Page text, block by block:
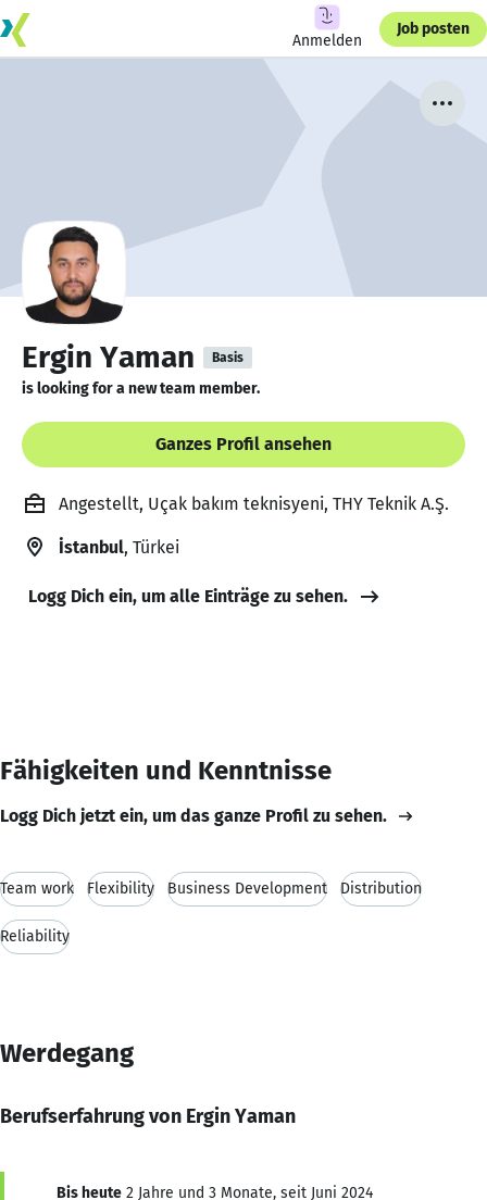
Anmelden
Job posten
Ergin Yaman Basis
is looking for a new team member.
Ganzes Profil ansehen
Angestellt, Uçak bakım teknisyeni, THY Teknik A.Ş.
İstanbul, Türkei
Logg Dich ein, um alle Einträge zu sehen.
Fähigkeiten und Kenntnisse
Logg Dich jetzt ein, um das ganze Profil zu sehen.
Team work Flexibility Business Development Distribution
Reliability
Werdegang
Berufserfahrung von Ergin Yaman
Bis heute 2 Jahre und 3 Monate, seit Juni 2024